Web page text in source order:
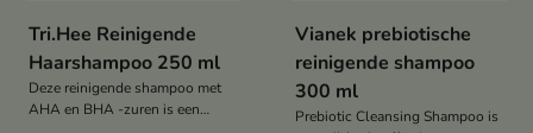
Tri.Hee Reinigende
Haarshampoo 250 ml
Deze reinigende shampoo met
AHA en BHA -zuren is een
Vianek prebiotische
reinigende shampoo
300 ml
Prebiotic Cleansing Shampoo is